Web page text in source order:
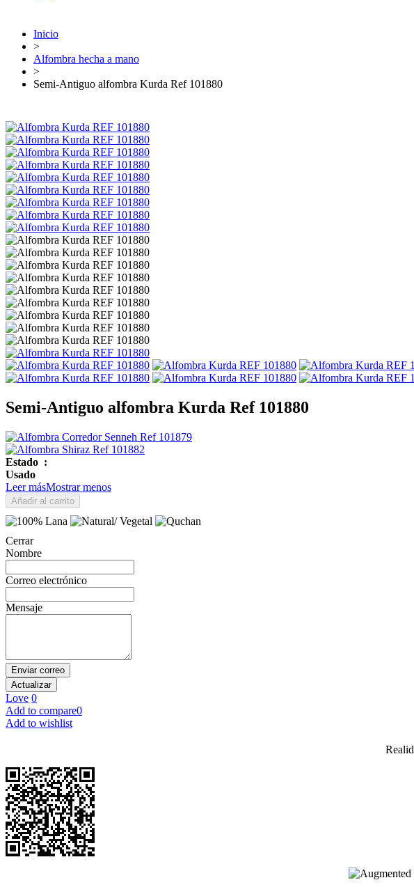
Inicio
>
Alfombra hecha a mano
>
Semi-Antiguo alfombra Kurda Ref 101880
Semi-Antiguo alfombra Kurda Ref 101880
Estado :
Usado
Leer másMostrar menos
Añadir al carrito
Cerrar
Nombre
Correo electrónico
Mensaje
Enviar correo
Love 0
Add to compare0
Add to wishlist